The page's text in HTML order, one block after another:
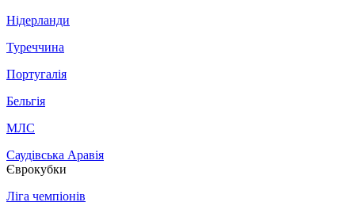
Нідерланди
Туреччина
Португалія
Бельгія
МЛС
Саудівська Аравія
Єврокубки
Ліга чемпіонів